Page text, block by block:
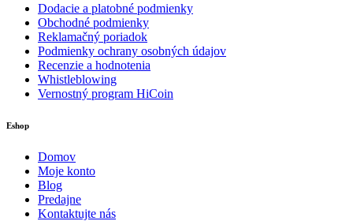
Dodacie a platobné podmienky
Obchodné podmienky
Reklamačný poriadok
Podmienky ochrany osobných údajov
Recenzie a hodnotenia
Whistleblowing
Vernostný program HiCoin
Eshop
Domov
Moje konto
Blog
Predajne
Kontaktujte nás